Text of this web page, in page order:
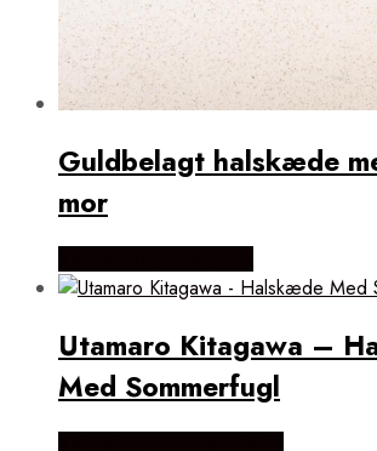
Guldbelagt halskæde
mor
Utamaro Kitagawa –
Med Sommerfugl